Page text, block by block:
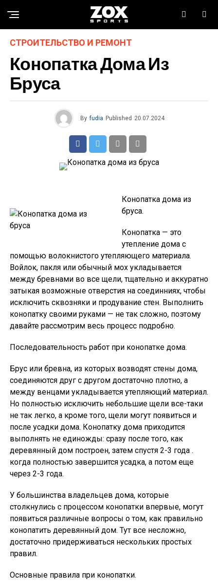
СТРОИТЕЛЬСТВО И РЕМОНТ
Конопатка Дома Из
Бруса
By fudia Published 20.07.2024
Конопатка дома из
бруса.
Конопатка — это
утепление дома с
помощью волокнистого утепляющего материала.
Войлок, пакля или обычный мох укладывается
между бревнами во все щели, тщательно и аккуратно
затыкая возможные отверстия на соединниях, чтобы
исключить сквозняки и продувание стен. Выполнить
конопатку своими руками — не так сложно, поэтому
давайте рассмотрим весь процесс подробно.
Последовательность работ при конопатке дома.
Брус или бревна, из которых возводят стены дома,
соединяются друг с другом достаточно плотно, а
между венцами укладывается утепляющий материал.
Но полностью исключить небольшие щели все-таки
не так легко, а кроме того, щели могут появиться и
после усадки дома. Конопатку дома приходится
выполнять не единожды: сразу после того, как
деревянный дом построен, затем спустя 2-3 года .
когда полностью завершится усадка, а потом еще
через 2-3 года.
У большинства владельцев дома, которые
столкнулись с процессом конопатки впервые, могут
появиться различные вопросы о том, как правильно
конопатить деревянный дом. Тут все несложно,
достаточно придерживаться нескольких простых
правил.
Основные правила при конопатки.